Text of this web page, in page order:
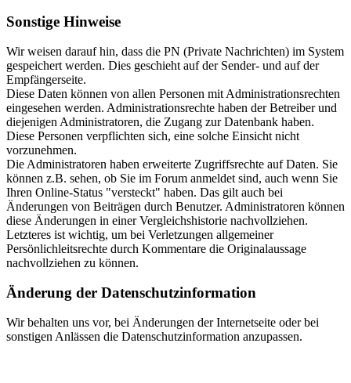
Sonstige Hinweise
Wir weisen darauf hin, dass die PN (Private Nachrichten) im System
gespeichert werden. Dies geschieht auf der Sender- und auf der
Empfängerseite.
Diese Daten können von allen Personen mit Administrationsrechten
eingesehen werden. Administrationsrechte haben der Betreiber und
diejenigen Administratoren, die Zugang zur Datenbank haben.
Diese Personen verpflichten sich, eine solche Einsicht nicht
vorzunehmen.
Die Administratoren haben erweiterte Zugriffsrechte auf Daten. Sie
können z.B. sehen, ob Sie im Forum anmeldet sind, auch wenn Sie
Ihren Online-Status "versteckt" haben. Das gilt auch bei
Änderungen von Beiträgen durch Benutzer. Administratoren können
diese Änderungen in einer Vergleichshistorie nachvollziehen.
Letzteres ist wichtig, um bei Verletzungen allgemeiner
Persönlichleitsrechte durch Kommentare die Originalaussage
nachvollziehen zu können.
Änderung der Datenschutzinformation
Wir behalten uns vor, bei Änderungen der Internetseite oder bei
sonstigen Anlässen die Datenschutzinformation anzupassen.